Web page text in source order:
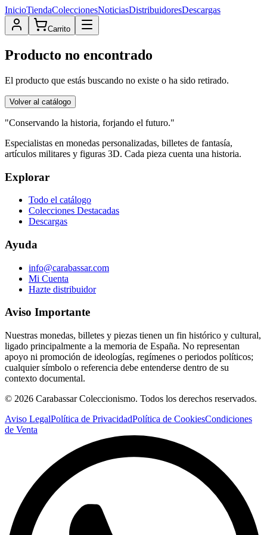
InicioTiendaColeccionesNoticiasDistribuidoresDescargas
Carrito
Producto no encontrado
El producto que estás buscando no existe o ha sido retirado.
Volver al catálogo
"Conservando la historia, forjando el futuro."
Especialistas en monedas personalizadas, billetes de fantasía,
artículos militares y figuras 3D. Cada pieza cuenta una historia.
Explorar
Todo el catálogo
Colecciones Destacadas
Descargas
Ayuda
info@carabassar.com
Mi Cuenta
Hazte distribuidor
Aviso Importante
Nuestras monedas, billetes y piezas tienen un fin histórico y cultural,
ligado principalmente a la memoria de España. No representan
apoyo ni promoción de ideologías, regímenes o periodos políticos;
cualquier símbolo o referencia debe entenderse dentro de su
contexto documental.
© 2026 Carabassar Coleccionismo. Todos los derechos reservados.
Aviso LegalPolítica de PrivacidadPolítica de CookiesCondiciones
de Venta